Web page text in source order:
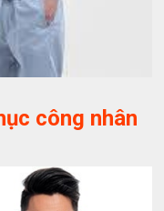
công nhân